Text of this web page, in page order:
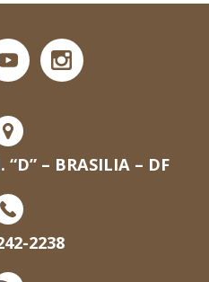
“D” – BRASILIA – DF
2238